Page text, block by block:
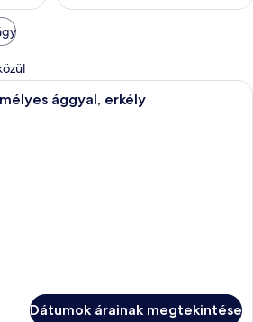
Egy szállodai szoba, amelyben
ággyal, erkély
Dátumok árainak megtekintése